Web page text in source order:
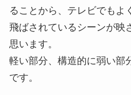
ることから、テレビでもよ
飛ばされているシーンが映
思います。
軽い部分、構造的に弱い部
です。